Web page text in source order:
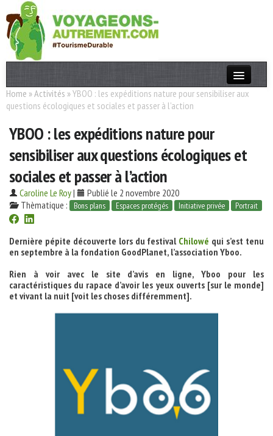
Actualités
Destinations
Acteurs
Thèmes
Home »Activités »YBOO : les expéditions nature pour sensibiliser aux
questions écologiques et sociales et passer à l’action
YBOO : les expéditions nature pour
sensibiliser aux questions écologiques et
sociales et passer à l’action
Caroline Le Roy|
Publié le 2 novembre 2020
Thèmatique :
Bons plans Espaces protégés Initiative privée Portrait
Dernière pépite découverte lors du festival Chilowé qui s’est tenu
en septembre à la fondation GoodPlanet, l’association Yboo.
Rien à voir avec le site d’avis en ligne, Yboo pour les
caractéristiques du rapace d’avoir les yeux ouverts [sur le monde]
et vivant la nuit [voit les choses différemment].